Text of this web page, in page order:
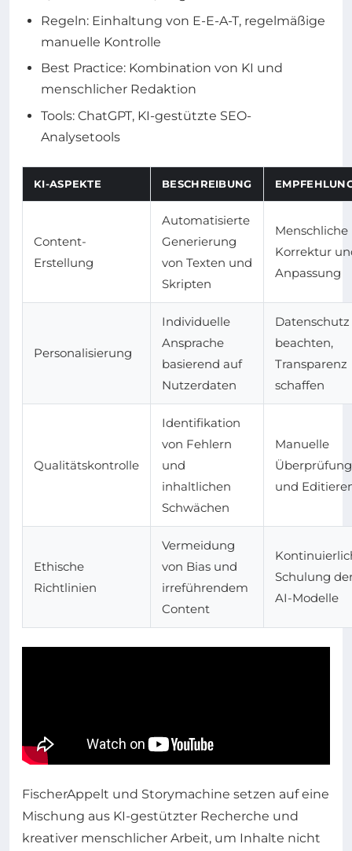
Regeln: Einhaltung von E-E-A-T, regelmäßige
manuelle Kontrolle
Best Practice: Kombination von KI und
menschlicher Redaktion
Tools: ChatGPT, KI-gestützte SEO-
Analysetools
KI-ASPEKTE BESCHREIBUNG
Content-
Erstellung
Automatisierte
Generierung
von Texten und
Skripten
Menschliche
Korrektur
Anpassung
Personalisierung
Individuelle
Ansprache
basierend auf
Nutzerdaten
Datenschutz
beachten,
Transparenz
schaffen
Qualitätskontrolle
Identifikation
von Fehlern
und
inhaltlichen
Schwächen
Manuelle
Überprüfung
und
Ethische
Richtlinien
Vermeidung
von Bias und
irreführendem
Content
Schulung
AI-Modelle
FischerAppelt und Storymachine setzen auf eine
Mischung aus KI-gestützter Recherche und
kreativer menschlicher Arbeit, um Inhalte nicht